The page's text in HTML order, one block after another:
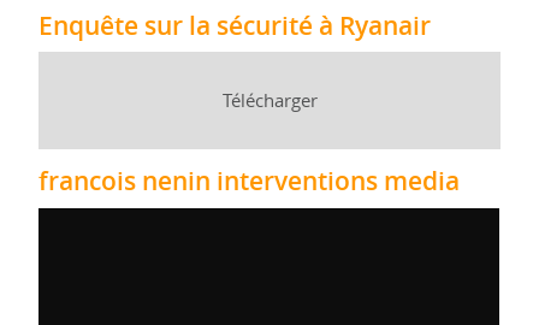
Enquête sur la sécurité à Ryanair
Télécharger
francois nenin interventions media